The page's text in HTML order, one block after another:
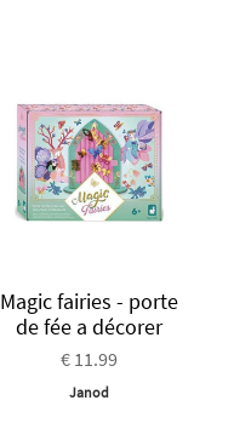
Magic fairies - porte
de fée a décorer
€ 11.99
Janod